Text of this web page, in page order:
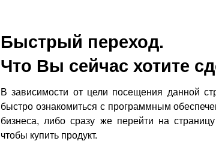
Быстрый переход.
Что Вы сейчас хотите
В зависимости от цели посещения данной
быстро ознакомиться с программным
бизнеса, либо сразу же перейти на
чтобы купить продукт.